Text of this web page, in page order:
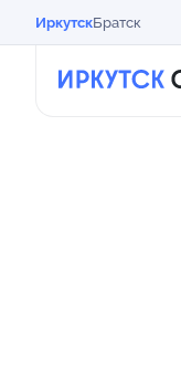
ИркутскБратск